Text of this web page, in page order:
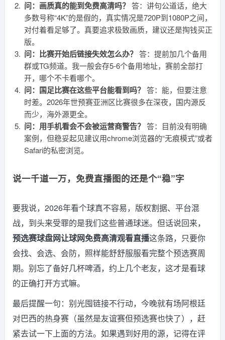
问：画质真的能到免费高清吗？ 答：讲句公道话，绝大
多数号称“4K”的是假的，真实情况是720P到1080P之间，
对付着看足够了。真要追求极致画质，建议还是掏钱买正
版。
问：比赛开始后链接失效怎么办？ 答：提前加几个备用
群或TG频道。我一般会存5-6个备用地址，赛前全部打
开，哪个不卡看哪个。
问：国足比赛在这些平台能看到吗？ 答：能，但要注意
时差。2026年世预赛亚洲区比赛很多在深夜，国内源反
而少，海外源更全。
问：用手机看会不会被运营商警告？ 答：目前没有明确
案例，但稳妥起见建议用chrome浏览器的“无痕模式”或者
Safari的私密浏览。
说一千道一万，免费直播图的还是个“稳”字
要我说，2026年看个球真不容易，版权割据、平台混
战，到头来受罪的是我们这些普通球迷。但话说回来，
预选赛球盘网让球网免费高清观看直播这条路，只要你
会找、会选、会防，照样能舒舒服服看完整个预选赛周
期。别忘了备好几杯啤酒，约上几个老友，这才是看球
的正确打开方式嘛。
最后提醒一句：别光囤链接不行动，今晚就有场阿根廷
对巴西的热身赛（虽然是友谊赛但预选赛也快了），赶
紧去试一下上面的方法。如果遇到好用的源，记得在评